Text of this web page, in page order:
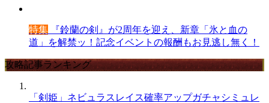
特集 『鈴蘭の剣』が2周年を迎え、新章「氷と血の
道」を解禁ッ！記念イベントの報酬もお見逃し無く！
攻略記事ランキング
「剣姫」ネビュラスレイス確率アップガチャシミュレ